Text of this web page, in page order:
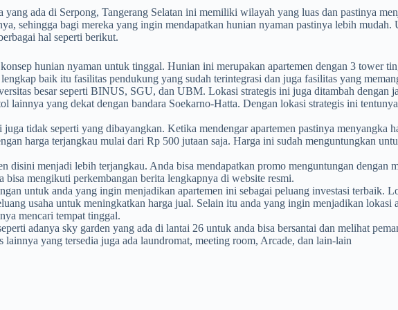
yang ada di Serpong, Tangerang Selatan ini memiliki wilayah yang luas dan pastinya
sehingga bagi mereka yang ingin mendapatkan hunian nyaman pastinya lebih
hal seperti berikut.
hunian nyaman untuk tinggal. Hunian ini merupakan apartemen dengan 3 tower
baik itu fasilitas pendukung yang sudah terintegrasi dan juga fasilitas yang
besar seperti BINUS, SGU, dan UBM. Lokasi strategis ini juga ditambah dengan
lainnya yang dekat dengan bandara Soekarno-Hatta. Dengan lokasi strategis ini
tidak seperti yang dibayangkan. Ketika mendengar apartemen pastinya menyangka
harga terjangkau mulai dari Rp 500 jutaan saja. Harga ini sudah menguntungkan
disini menjadi lebih terjangkau. Anda bisa mendapatkan promo menguntungan dengan
bisa mengikuti perkembangan berita lengkapnya di website resmi.
untuk anda yang ingin menjadikan apartemen ini sebagai peluang investasi terbaik.
usaha untuk meningkatkan harga jual. Selain itu anda yang ingin menjadikan lokasi
mencari tempat tinggal.
adanya sky garden yang ada di lantai 26 untuk anda bisa bersantai dan melihat
yang tersedia juga ada laundromat, meeting room, Arcade, dan lain-lain